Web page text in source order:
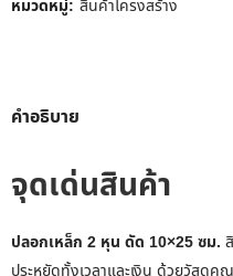
หมวดหมู่: สินค้าโครงสร้าง
คำอธิบาย
จุดเด่นสินค้า
ปลอกเหล็ก 2 หุน ดัด 10×25 ซม.
ประหยัดทั้งเวลาและเงิน ด้วยวัสดุ